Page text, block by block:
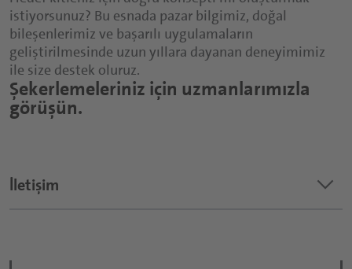
istiyorsunuz? Bu esnada pazar bilgimiz, doğal
bileşenlerimiz ve başarılı uygulamaların
geliştirilmesinde uzun yıllara dayanan deneyimimiz
ile size destek oluruz.
Şekerlemeleriniz için uzmanlarımızla
görüşün.
İletişim keyboard_arrow_down